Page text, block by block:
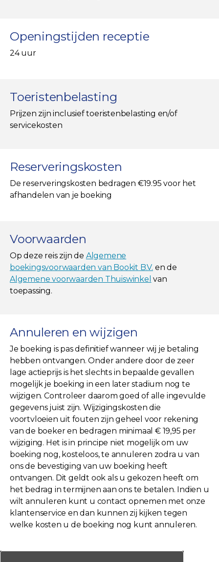
Openingstijden receptie
24 uur
Toeristenbelasting
Prijzen zijn inclusief toeristenbelasting en/of
servicekosten
Reserveringskosten
De reserveringskosten bedragen €19.95 voor het
afhandelen van je boeking
Voorwaarden
Op deze reis zijn de Algemene
boekingsvoorwaarden van Bookit B.V. en de
Algemene voorwaarden Thuiswinkel van
toepassing.
Annuleren en wijzigen
Je boeking is pas definitief wanneer wij je betaling
hebben ontvangen. Onder andere door de zeer
lage actieprijs is het slechts in bepaalde gevallen
mogelijk je boeking in een later stadium nog te
wijzigen. Controleer daarom goed of alle ingevulde
gegevens juist zijn. Wijzigingskosten die
voortvloeien uit fouten zijn geheel voor rekening
van de boeker en bedragen minimaal € 19,95 per
wijziging. Het is in principe niet mogelijk om uw
boeking nog, kosteloos, te annuleren zodra u van
ons de bevestiging van uw boeking heeft
ontvangen. Dit geldt ook als u gekozen heeft om
het bedrag in termijnen aan ons te betalen. Indien u
wilt annuleren kunt u contact opnemen met onze
klantenservice en dan kunnen zij kijken tegen
welke kosten u de boeking nog kunt annuleren.